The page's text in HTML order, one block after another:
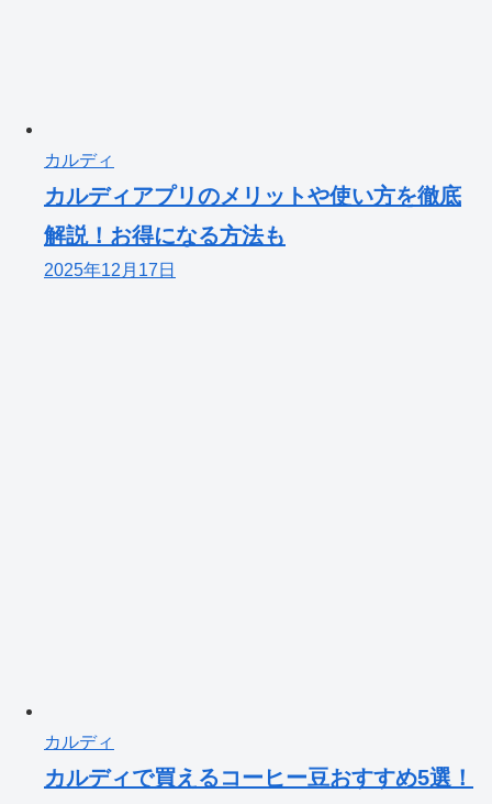
カルディ
カルディアプリのメリットや使い方を徹底
解説！お得になる方法も
2025年12月17日
カルディ
カルディで買えるコーヒー豆おすすめ5選！